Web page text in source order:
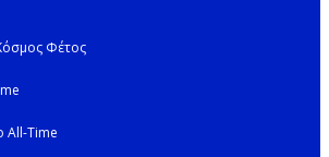
Φέτος
All-Time